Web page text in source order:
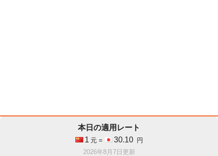
本日の適用レート
1 元 = 30.10
円
2026年8月7日更新